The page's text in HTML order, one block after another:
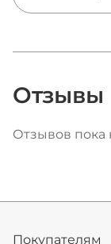
Отзывы
Отзывов пока
Покупателям